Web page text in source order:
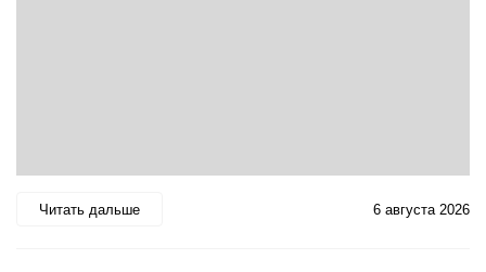
Читать дальше 6 августа 2026